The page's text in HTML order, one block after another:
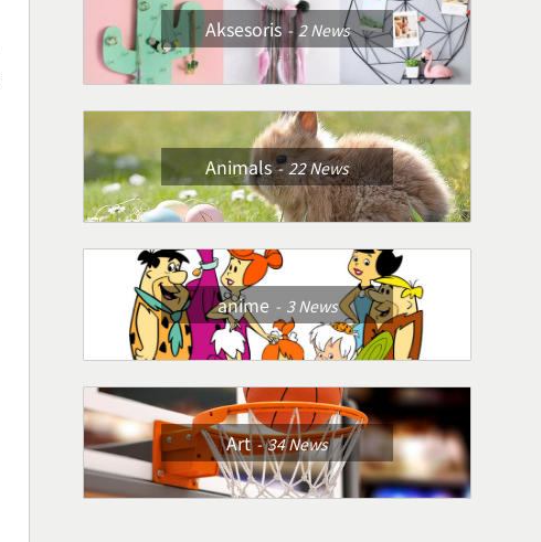
Aksesoris 2News
Animals 22News
anime 3News
Art 34News